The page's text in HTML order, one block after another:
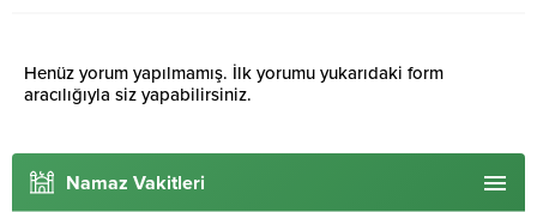
Henüz yorum yapılmamış. İlk yorumu yukarıdaki form
aracılığıyla siz yapabilirsiniz.
Namaz Vakitleri